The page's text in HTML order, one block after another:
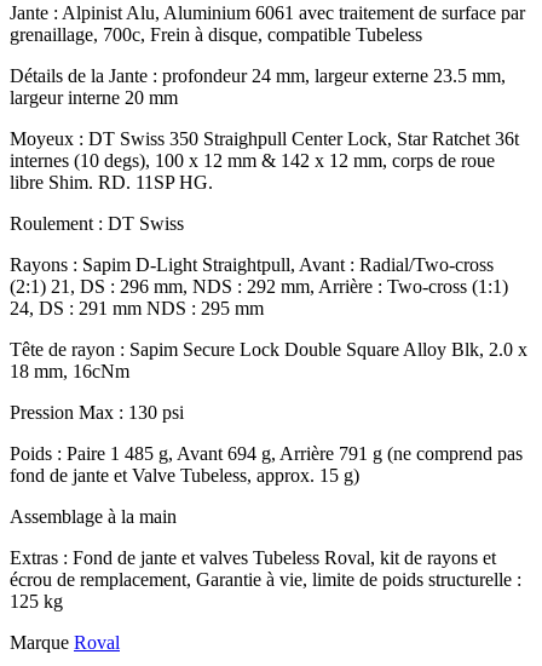
Jante : Alpinist Alu, Aluminium 6061 avec traitement de surface par
grenaillage, 700c, Frein à disque, compatible Tubeless
Détails de la Jante : profondeur 24 mm, largeur externe 23.5 mm,
largeur interne 20 mm
Moyeux : DT Swiss 350 Straighpull Center Lock, Star Ratchet 36t
internes (10 degs), 100 x 12 mm & 142 x 12 mm, corps de roue
libre Shim. RD. 11SP HG.
Roulement : DT Swiss
Rayons : Sapim D-Light Straightpull, Avant : Radial/Two-cross
(2:1) 21, DS : 296 mm, NDS : 292 mm, Arrière : Two-cross (1:1)
24, DS : 291 mm NDS : 295 mm
Tête de rayon : Sapim Secure Lock Double Square Alloy Blk, 2.0 x
18 mm, 16cNm
Pression Max : 130 psi
Poids : Paire 1 485 g, Avant 694 g, Arrière 791 g (ne comprend pas
fond de jante et Valve Tubeless, approx. 15 g)
Assemblage à la main
Extras : Fond de jante et valves Tubeless Roval, kit de rayons et
écrou de remplacement, Garantie à vie, limite de poids structurelle :
125 kg
Marque Roval